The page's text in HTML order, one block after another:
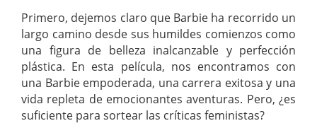
Primero, dejemos claro que Barbie ha recorrido un
largo camino desde sus humildes comienzos como
una figura de belleza inalcanzable y perfección
plástica. En esta película, nos encontramos con
una Barbie empoderada, una carrera exitosa y una
vida repleta de emocionantes aventuras. Pero, ¿es
suficiente para sortear las críticas feministas?